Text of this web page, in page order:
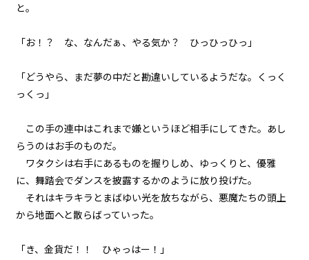
悪役令嬢、近代兵器と3連戦。
悪役令嬢、家来も二つ名も増える
episode28
悪役令嬢、天才は天才を知る。
悪役令嬢、天才vs天才の頭脳バト
ルに挑む。
と。
「お！？ な、なんだぁ、やる気か？ ひっひっひっ」
「どうやら、まだ夢の中だと勘違いしているようだな。くっく
っくっ」
この手の連中はこれまで嫌というほど相手にしてきた。あし
らうのはお手のものだ。
ワタクシは右手にあるものを握りしめ、ゆっくりと、優雅
に、舞踏会でダンスを披露するかのように放り投げた。
それはキラキラとまばゆい光を放ちながら、悪魔たちの頭上
から地面へと散らばっていった。
「き、金貨だ！！ ひゃっはー！」